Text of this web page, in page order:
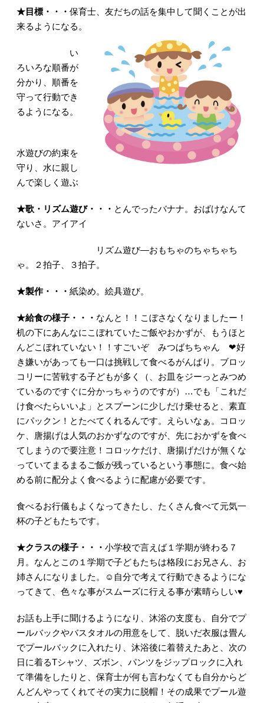
★目標・・・ 保育士、友だちの話を集中して聞くことが出
来るようになる。
い
ろいろな順番が
分かり、順番を
守って行動でき
るようになる。
水遊びの約束を
守り、水に親し
んで楽しく遊ぶ
★歌・リズム遊び・・・ とんでったバナナ。おばけなんて
ないさ。アイアイ
リズム遊び―おもちゃのちゃちゃち
ゃ。２拍子、３拍子。
★製作・・・ 紙染め。絵具遊び。
★給食の様子・・・ なんと！！こぼさなくなりましたー！
机の下にあんなにこぼれていたご飯やおかずが、もうほと
んどこぼれていない！！すごいぞ みつばちちゃん ❤好
き嫌いがあっても一口は挑戦して食べるがんばり。ブロッ
コリーに苦戦する子どもが多く（、お皿をジーっとみつめ
ているのですぐに分かっちゃうのですが）…でも「これだ
け食べたらいいよ」とスプーンに少しだけ乗せると、素直
にパックン！とたべてくれるんです。えらいなぁ。コロッ
ケ、唐揚げは人気のおかずなのですが、先におかずを食べ
てしまうので要注意！コロッケだけ、唐揚げだけが無くな
っていてまるまるご飯が残っているという事態に。食べ始
める前に配分よく食べるように配慮が必要です。
食べるお行儀もよくなってきたし、たくさん食べて元気一
杯の子どもたちです。
★クラスの様子・・・ 小学校で言えば１学期が終わる７
月。なんとこの１学期で子どもたちは格段にお兄さん、お
姉さんになりました。☺自分で考えて行動できるようにな
ってきて、色々な事がスムーズに行える事が素晴らしい♥
お話も上手に聞けるようになり、沐浴の支度も、自分でプ
ールバックやバスタオルの用意をして、脱いだ衣服は畳ん
でプールバックに入れたり、沐浴後に着替えたあと、次の
日に着るTシャツ、ズボン、パンツをジップロックに入れ
て準備をしたりと、保育士が何も言わなくても自分からど
んどんやってくれてその実力に脱帽！その成果でプール遊